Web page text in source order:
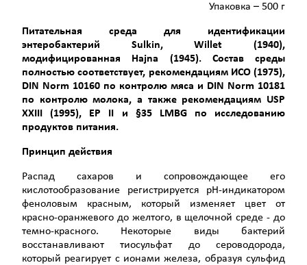
Упаковка – 500 г
Питательная среда для идентификации
энтеробактерий Sulkin,Willet (1940),
модифицированная
Hajna (1945). Состав среды
полностью соответствует, рекомендациям ИСО (1975),
DIN Norm 10160 по контролю мяса и DIN Norm 10181
по контролю молока, а также рекомендациям USP
XXIII
(1995), ЕР и §35 LMBGпо исследованию
продуктов питания.
Принцип действия
Распад сахаров и сопровождающее его
кислотообразование регистрируется рН-индикатором
феноловым красным, который изменяет цвет от
красно-оранжевого до желтого, в щелочной среде - до
темно-красного. Некоторые виды бактерий
восстанавливают тиосульфат до сероводорода,
который реагирует с ионами железа, образуя сульфид